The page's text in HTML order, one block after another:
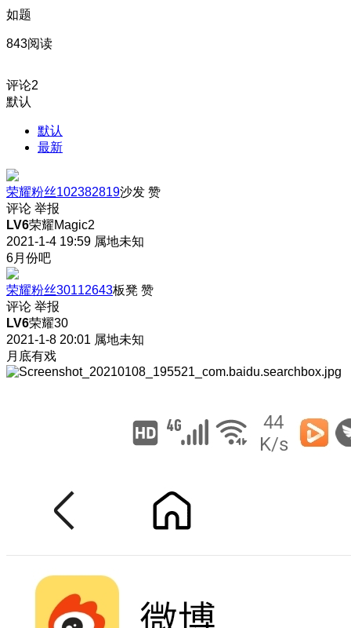
如题
843阅读
评论2
默认
默认
最新
荣耀粉丝102382819沙发 赞
评论 举报
LV6荣耀Magic2
2021-1-4 19:59 属地未知
6月份吧
荣耀粉丝30112643板凳 赞
评论 举报
LV6荣耀30
2021-1-8 20:01 属地未知
月底有戏